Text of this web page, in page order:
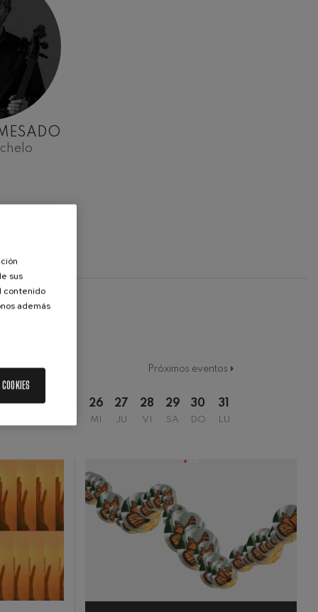
Próximos eventos
23 24
MA
26
MI
27
JU
28
VI
29
SA
30
DO
31
LU
sus
contenido
además